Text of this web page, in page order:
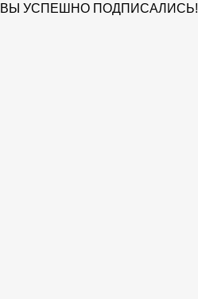
ВЫ УСПЕШНО ПОДПИСАЛИСЬ!